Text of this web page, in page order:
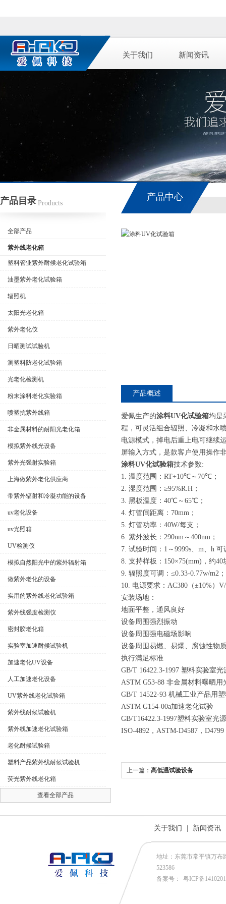
关于我们 新闻资讯
产品目录 Products
全部产品
紫外线老化箱
塑料管业紫外耐候老化试验箱
油墨紫外老化试验箱
辐照机
太阳光老化箱
紫外老化仪
日晒测试试验机
测塑料防老化试验箱
光老化检测机
粉末涂料老化实验箱
喷塑抗紫外线箱
非金属材料的耐阳光老化箱
模拟紫外线光设备
紫外光强射实验箱
上海做紫外老化供应商
带紫外辐射和冷凝功能的设备
uv老化设备
uv光照箱
UV检测仪
模拟自然阳光中的紫外辐射箱
做紫外老化的设备
实用的紫外线老化试验箱
紫外线强度检测仪
密封胶老化箱
实验室加速耐候试验机
加速老化UV设备
人工加速老化设备
UV紫外线老化试验箱
紫外线耐候试验机
紫外线加速老化试验箱
老化耐候试验箱
塑料产品紫外线耐候试验机
荧光紫外线老化箱
查看全部产品
产品中心
产品概述
爱佩生产的涂料UV化试验箱均是
程，可灵活组合辐照、冷凝和水
电源模式，掉电后重上电可继续
屏输入方式，是款客户使用操作
涂料UV化试验箱技术参数:
1. 温度范围：RT+10℃～70℃；
2. 湿度范围：≥95%R.H；
3. 黑板温度：40℃～65℃；
4. 灯管间距离：70mm；
5. 灯管功率：40W/每支；
6. 紫外波长：290nm～400nm；
7. 试验时间：1～9999s、m、h 可
8. 支持样板：150×75(mm)，约40
9. 辐照度可调：≤0.33-0.77w/m2；
10. 电源要求：AC380（±10%）
安装场地：
地面平整，通风良好
设备周围强烈振动
设备周围强电磁场影响
设备周围易燃、易爆、腐蚀性物
执行满足标准
GB/T 16422.3-1997 塑料实验室
ASTM G53-88 非金属材料曝晒
GB/T 14522-93 机械工业产品用
ASTM G154-00a加速老化试验
GB/T16422.3-1997塑料实验室光
ISO-4892，ASTM-D4587，D4799
上一篇： 高低温试验设备
关于我们 新闻资讯
地址：东莞市常平镇万布
523586
备案号：
粤ICP备